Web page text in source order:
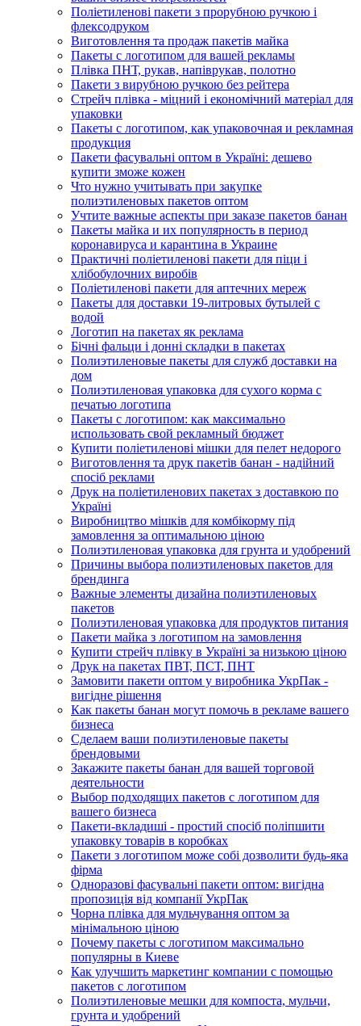
Поліетиленові пакети з прорубною ручкою і
флексодруком
Виготовлення та продаж пакетів майка
Пакеты с логотипом для вашей рекламы
Плівка ПНТ, рукав, напіврукав, полотно
Пакети з вирубною ручкою без рейтера
Стрейч плівка - міцний і економічний матеріал для
упаковки
Пакеты с логотипом, как упаковочная и рекламная
продукция
Пакети фасувальні оптом в Україні: дешево
купити зможе кожен
Что нужно учитывать при закупке
полиэтиленовых пакетов оптом
Учтите важные аспекты при заказе пакетов банан
Пакеты майка и их популярность в период
коронавируса и карантина в Украине
Практичні поліетиленові пакети для піци і
хлібобулочних виробів
Поліетиленові пакети для аптечних мереж
Пакеты для доставки 19-литровых бутылей с
водой
Логотип на пакетах як реклама
Бічні фальци і донні складки в пакетах
Полиэтиленовые пакеты для служб доставки на
дом
Полиэтиленовая упаковка для сухого корма с
печатью логотипа
Пакеты с логотипом: как максимально
использовать свой рекламный бюджет
Купити поліетиленові мішки для пелет недорого
Виготовлення та друк пакетів банан - надійний
спосіб реклами
Друк на поліетиленових пакетах з доставкою по
Україні
Виробництво мішків для комбікорму під
замовлення за оптимальною ціною
Полиэтиленовая упаковка для грунта и удобрений
Причины выбора полиэтиленовых пакетов для
брендинга
Важные элементы дизайна полиэтиленовых
пакетов
Полиэтиленовая упаковка для продуктов питания
Пакети майка з логотипом на замовлення
Купити стрейч плівку в Україні за низькою ціною
Друк на пакетах ПВТ, ПСТ, ПНТ
Замовити пакети оптом у виробника УкрПак -
вигідне рішення
Как пакеты банан могут помочь в рекламе вашего
бизнеса
Сделаем ваши полиэтиленовые пакеты
брендовыми
Закажите пакеты банан для вашей торговой
деятельности
Выбор подходящих пакетов с логотипом для
вашего бизнеса
Пакети-вкладиші - простий спосіб поліпшити
упаковку товарів в коробках
Пакети з логотипом може собі дозволити будь-яка
фірма
Одноразові фасувальні пакети оптом: вигідна
пропозиція від компанії УкрПак
Чорна плівка для мульчування оптом за
мінімальною ціною
Почему пакеты с логотипом максимально
популярны в Киеве
Как улучшить маркетинг компании с помощью
пакетов с логотипом
Полиэтиленовые мешки для компоста, мульчи,
грунта и удобрений